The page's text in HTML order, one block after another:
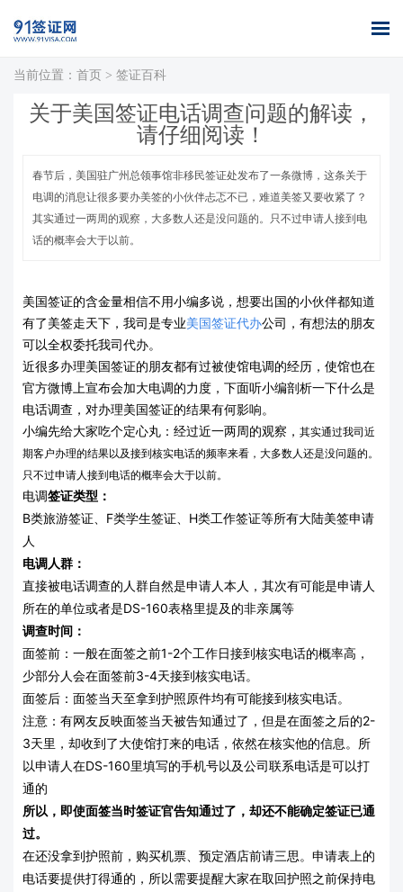
首页 全球签证
办理
签证案例
库
当前位置： 首页 > 签证百科
关于美国签证电话调查问题的解读，
请仔细阅读！
春节后，美国驻广州总领事馆非移民签证处发布了一条微博，这条关于
电调的消息让很多要办美签的小伙伴忐忑不已，难道美签又要收紧了？
其实通过一两周的观察，大多数人还是没问题的。只不过申请人接到电
话的概率会大于以前。
美国 签证的含金量相信不用小编多说，想要出国的小伙伴都知道
有了美签走天下，我司是专业美国签证代办公司，有想法的朋友
可以全权委托我司代办。
近很多办理美国签证的朋友都有过被使馆电调的经历，使馆也在
官方微博上宣布会加大电调的力度，下面听小编剖析一下什么是
电话调查，对办理美国签证的结果有何影响。
小编先给大家吃个定心丸：经过近一两周的观察， 其实通过我司近
期客户办理的结果以及接到核实电话的频率来看，大多数人还是没问题的。
只不过申请人接到电话的概率会大于以前。
电调签证类型：
B类旅游签证、F类学生签证、H类工作签证等所有大陆美签申请
人
电调人群：
直接被电话调查的人群自然是申请人本人，其次有可能是申请人
所在的单位或者是DS-160表格里提及的非亲属等
调查时间：
面签前：一般在面签之前1-2个工作日接到核实电话的概率高，
少部分人会在面签前3-4天接到核实电话。
面签后：面签当天至拿到护照原件均有可能接到核实电话。
注意：有网友反映面签当天被告知通过了，但是在面签之后的2-
3天里，却收到了大使馆打来的电话，依然在核实他的信息。所
以申请人在DS-160里填写的手机号以及公司联系电话是可以打
通的
所以，即使面签当时签证官告知通过了，却还不能确定签证已通
过。
在还没拿到护照前，购买机票、预定酒店前请三思。 申请表上的
电话要提供打得通的，所以需要提醒大家在取回护照之前保持电